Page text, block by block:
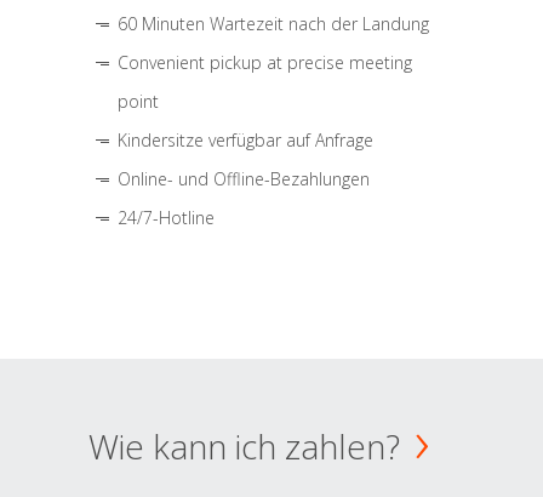
60 Minuten Wartezeit nach der Landung
Convenient pickup at precise meeting
point
Kindersitze verfügbar auf Anfrage
Online- und Offline-Bezahlungen
24/7-Hotline
Wie kann ich zahlen?